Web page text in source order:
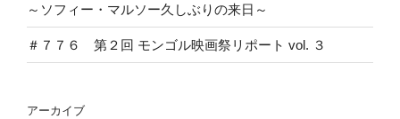
～ソフィー・マルソー久しぶりの来日～
＃７７６ 第２回 モンゴル映画祭リポート vol. ３
アーカイブ